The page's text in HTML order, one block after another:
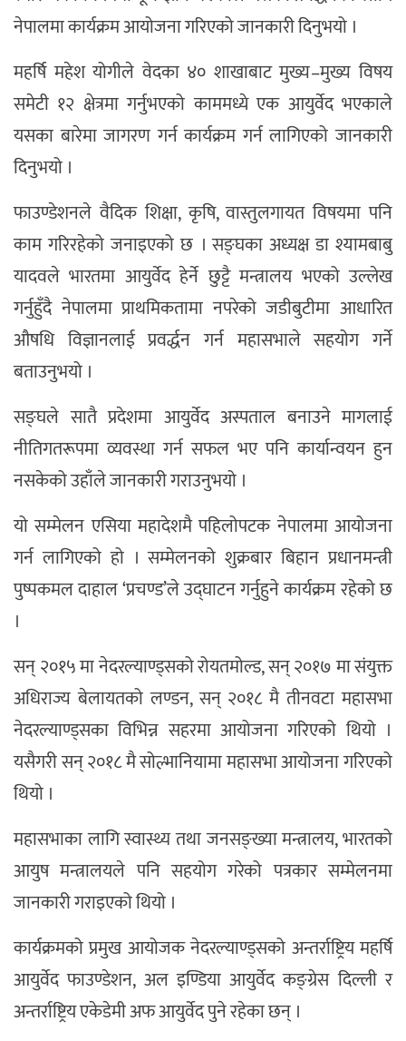
नेपालमा कार्यक्रम आयोजना गरिएको जानकारी दिनुभयो ।
महर्षि महेश योगीले वेदका ४० शाखाबाट मुख्य–मुख्य विषय
समेटी १२ क्षेत्रमा गर्नुभएको काममध्ये एक आयुर्वेद भएकाले
यसका बारेमा जागरण गर्न कार्यक्रम गर्न लागिएको जानकारी
दिनुभयो ।
फाउण्डेशनले वैदिक शिक्षा, कृषि, वास्तुलगायत विषयमा पनि
काम गरिरहेको जनाइएको छ । सङ्घका अध्यक्ष डा श्यामबाबु
यादवले भारतमा आयुर्वेद हेर्ने छुट्टै मन्त्रालय भएको उल्लेख
गर्नुहुँदै नेपालमा प्राथमिकतामा नपरेको जडीबुटीमा आधारित
औषधि विज्ञानलाई प्रवर्द्धन गर्न महासभाले सहयोग गर्ने
बताउनुभयो ।
सङ्घले सातै प्रदेशमा आयुर्वेद अस्पताल बनाउने मागलाई
नीतिगतरूपमा व्यवस्था गर्न सफल भए पनि कार्यान्वयन हुन
नसकेको उहाँले जानकारी गराउनुभयो ।
यो सम्मेलन एसिया महादेशमै पहिलोपटक नेपालमा आयोजना
गर्न लागिएको हो । सम्मेलनको शुक्रबार बिहान प्रधानमन्त्री
पुष्पकमल दाहाल ‘प्रचण्ड’ले उद्घाटन गर्नुहुने कार्यक्रम रहेको छ
।
सन् २०१५ मा नेदरल्याण्ड्सको रोयतमोल्ड, सन् २०१७ मा संयुक्त
अधिराज्य बेलायतको लण्डन, सन् २०१८ मै तीनवटा महासभा
नेदरल्याण्ड्सका विभिन्न सहरमा आयोजना गरिएको थियो ।
यसैगरी सन् २०१८ मै सोल्भानियामा महासभा आयोजना गरिएको
थियो ।
महासभाका लागि स्वास्थ्य तथा जनसङ्ख्या मन्त्रालय, भारतको
आयुष मन्त्रालयले पनि सहयोग गरेको पत्रकार सम्मेलनमा
जानकारी गराइएको थियो ।
कार्यक्रमको प्रमुख आयोजक नेदरल्याण्ड्सको अन्तर्राष्ट्रिय महर्षि
आयुर्वेद फाउण्डेशन, अल इण्डिया आयुर्वेद कङ्ग्रेस दिल्ली र
अन्तर्राष्ट्रिय एकेडेमी अफ आयुर्वेद पुने रहेका छन् ।